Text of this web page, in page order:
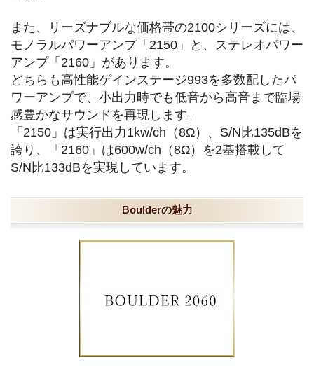
また、リーズナブルな価格帯の2100シリーズには、
モノラルパワーアンプ「2150」と、ステレオパワー
アンプ「2160」があります。
どちらも高性能ゲインステージ993を多数配したパ
ワーアンプで、小出力時でも低音から高音まで臨場
感豊かなサウンドを再現します。
「2150」は実行出力1kw/ch（8Ω）、S/N比135dBを
誇り、「2160」は600w/ch（8Ω）を2基搭載して
S/N比133dBを実現しています。
Boulderの魅力